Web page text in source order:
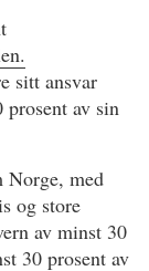
sitt ansvar
prosent av sin
Norge, med
og store
av minst 30
30 prosent av